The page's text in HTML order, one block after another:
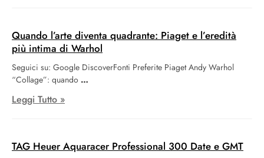
specifico modello, Maurice Lacroix ha collaborato con la
campionessa mondiale di apnea e amica della maison, Lidija Lijic,
per progettare una versione rinnovata del Pontos S Diver. Integrando
i riscontri ottenuti da Lijic attraverso test sul campo, la casa ha creato
una nuova serie di modelli che preservano l’essenza della
Quando l’arte diventa quadrante: Piaget e l’eredità
più intima di Warhol
Seguici su: Google DiscoverFonti Preferite Piaget Andy Warhol
“Collage”: quando
Leggi Tutto »
TAG Heuer Aquaracer Professional 300 Date e GMT